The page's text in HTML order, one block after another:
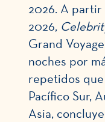
2026. A partir
2026,
Grand
noches por
repetidos
Pacífico Sur,
Asia,